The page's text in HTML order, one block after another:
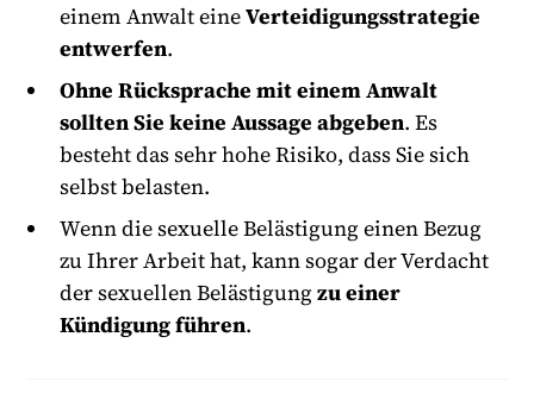
einem Anwalt eineVerteidigungsstrategie
entwerfen.
Ohne Rücksprache mit einem Anwalt
sollten Sie keine Aussage abgeben. Es
besteht das sehr hohe Risiko, dass Sie sich
selbst belasten.
Wenn die sexuelle Belästigung einen Bezug
zu Ihrer Arbeit hat, kann sogar der Verdacht
der sexuellen Belästigungzu einer
Kündigung führen.